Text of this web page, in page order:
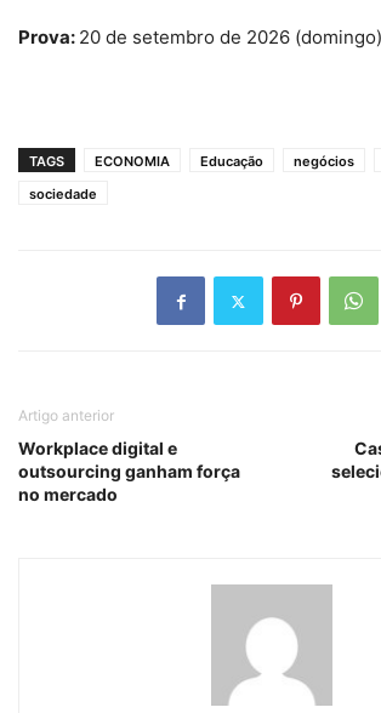
Prova: 20 de setembro de 2026 (domingo)
TAGS ECONOMIA Educação negócios
sociedade
Artigo anterior
Workplace digital e
outsourcing ganham força
no mercado